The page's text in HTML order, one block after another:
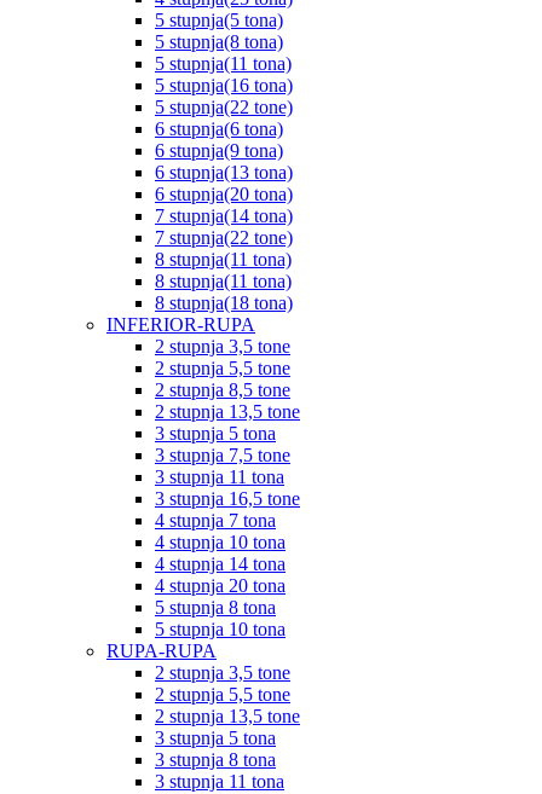
5 stupnja(5 tona)
5 stupnja(8 tona)
5 stupnja(11 tona)
5 stupnja(16 tona)
5 stupnja(22 tone)
6 stupnja(6 tona)
6 stupnja(9 tona)
6 stupnja(13 tona)
6 stupnja(20 tona)
7 stupnja(14 tona)
7 stupnja(22 tone)
8 stupnja(11 tona)
8 stupnja(11 tona)
8 stupnja(18 tona)
INFERIOR-RUPA
2 stupnja 3,5 tone
2 stupnja 5,5 tone
2 stupnja 8,5 tone
2 stupnja 13,5 tone
3 stupnja 5 tona
3 stupnja 7,5 tone
3 stupnja 11 tona
3 stupnja 16,5 tone
4 stupnja 7 tona
4 stupnja 10 tona
4 stupnja 14 tona
4 stupnja 20 tona
5 stupnja 8 tona
5 stupnja 10 tona
RUPA-RUPA
2 stupnja 3,5 tone
2 stupnja 5,5 tone
2 stupnja 13,5 tone
3 stupnja 5 tona
3 stupnja 8 tona
3 stupnja 11 tona